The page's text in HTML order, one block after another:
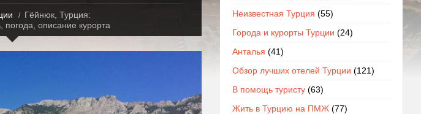
Гёйнюк, Турция:
погода, описание курорта
Неизвестная Турция (55)
Города и курорты Турции (24)
Анталья (41)
Обзор лучших отелей Турции (121)
В помощь туристу(63)
Жить в Турцию на ПМЖ(77)